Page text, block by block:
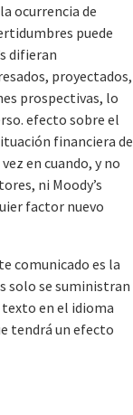
ocurrencia de
puede
difieran
proyectados,
prospectivas, lo
efecto sobre el
financiera de
en cuando, y no
ni Moody’s
factor nuevo
comunicado es la
solo se suministran
en el idioma
tendrá un efecto